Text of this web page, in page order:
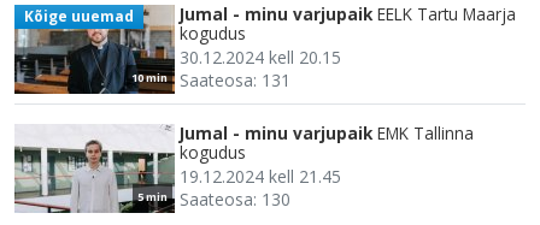
10 min
Kõige uuemad Jumal - minu varjupaik EELK Tartu Maarja
kogudus
30.12.2024 kell 20.15
Saateosa: 131
5 min
Jumal - minu varjupaik EMK Tallinna
kogudus
19.12.2024 kell 21.45
Saateosa: 130